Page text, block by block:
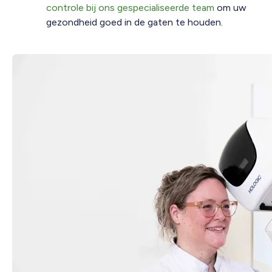
controle bij ons gespecialiseerde team om uw
gezondheid goed in de gaten te houden.